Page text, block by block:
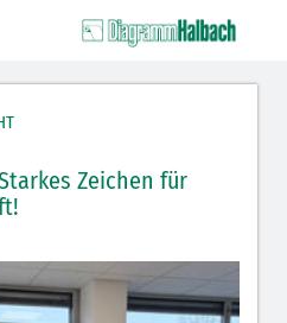
Zeichen für